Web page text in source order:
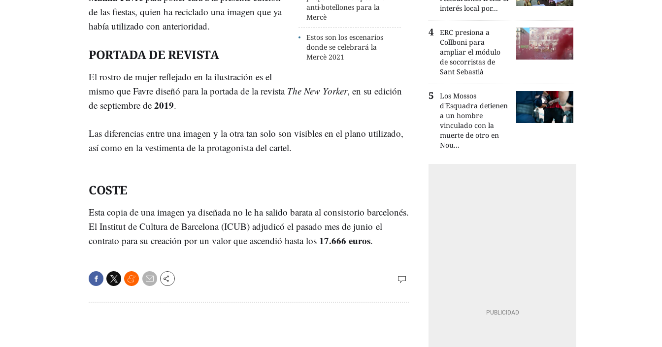
anti-botellones para la
Mercè
Estos son los escenarios
donde se celebrará la
Mercè 2021
de las fiestas, quien ha reciclado una imagen que ya
había utilizado con anterioridad.
PORTADA DE REVISTA
El rostro de mujer reflejado en la ilustración es el
mismo que Favre diseñó para la portada de la revista The New Yorker, en su edición
de septiembre de 2019.
Las diferencias entre una imagen y la otra tan solo son visibles en el plano utilizado,
así como en la vestimenta de la protagonista del cartel.
COSTE
Esta copia de una imagen ya diseñada no le ha salido barata al consistorio barcelonés.
El Institut de Cultura de Barcelona (ICUB) adjudicó el pasado mes de junio el
contrato para su creación por un valor que ascendió hasta los 17.666 euros.
interés local por...
ERC presiona a
Collboni para
ampliar el módulo
de socorristas de
Sant Sebastià
Los Mossos
d'Esquadra detienen
a un hombre
vinculado con la
muerte de otro en
Nou...